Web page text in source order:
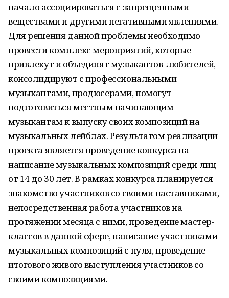
начало ассоциироваться с запрещенными
веществами и другими негативными явлениями.
Для решения данной проблемы необходимо
провести комплекс мероприятий, которые
привлекут и объединят музыкантов-любителей,
консолидируют с профессиональными
музыкантами, продюсерами, помогут
подготовиться местным начинающим
музыкантам к выпуску своих композиций на
музыкальных лейблах. Результатом реализации
проекта является проведение конкурса на
написание музыкальных композиций среди лиц
от 14 до 30 лет. В рамках конкурса планируется
знакомство участников со своими наставниками,
непосредственная работа участников на
протяжении месяца с ними, проведение мастер-
классов в данной сфере, написание участниками
музыкальных композиций с нуля, проведение
итогового живого выступления участников со
своими композициями.